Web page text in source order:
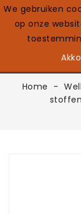
We gebruiken
op onze
Nederlands 
Home